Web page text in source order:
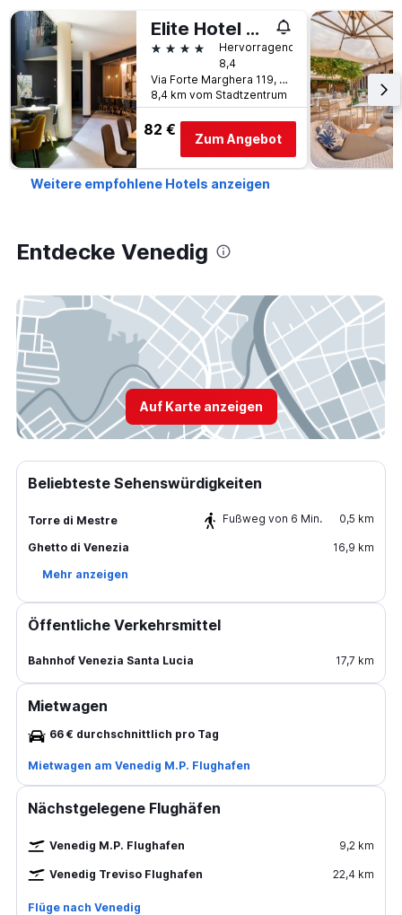
Elite Hotel & Spa
4 Sterne
Hervorragend
8,4
Via Forte Marghera 119, Venedig, Venetien, Italien
8,4 km vom Stadtzentrum
82 €
Zum Angebot
Weitere empfohlene Hotels anzeigen
Entdecke Venedig
Auf Karte anzeigen
Beliebteste Sehenswürdigkeiten
Torre di Mestre Fußweg von 6 Min. 0,5 km
Ghetto di Venezia
16,9 km
Mehr anzeigen
Öffentliche Verkehrsmittel
Bahnhof Venezia Santa Lucia 17,7 km
Mietwagen
66 € durchschnittlich pro Tag
Mietwagen am Venedig M.P. Flughafen
Nächstgelegene Flughäfen
Venedig M.P. Flughafen 9,2 km
Venedig Treviso Flughafen 22,4 km
Flüge nach Venedig